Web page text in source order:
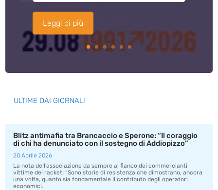
Leggi di più
ULTIME DAI GIORNALI
Blitz antimafia tra Brancaccio e Sperone: “Il coraggio
di chi ha denunciato con il sostegno di Addiopizzo”
20 Aprile 2026
La nota dell’associazione da sempre al fianco dei commercianti
vittime del racket: “Sono storie di resistenza che dimostrano, ancora
una volta, quanto sia fondamentale il contributo degli operatori
economici.